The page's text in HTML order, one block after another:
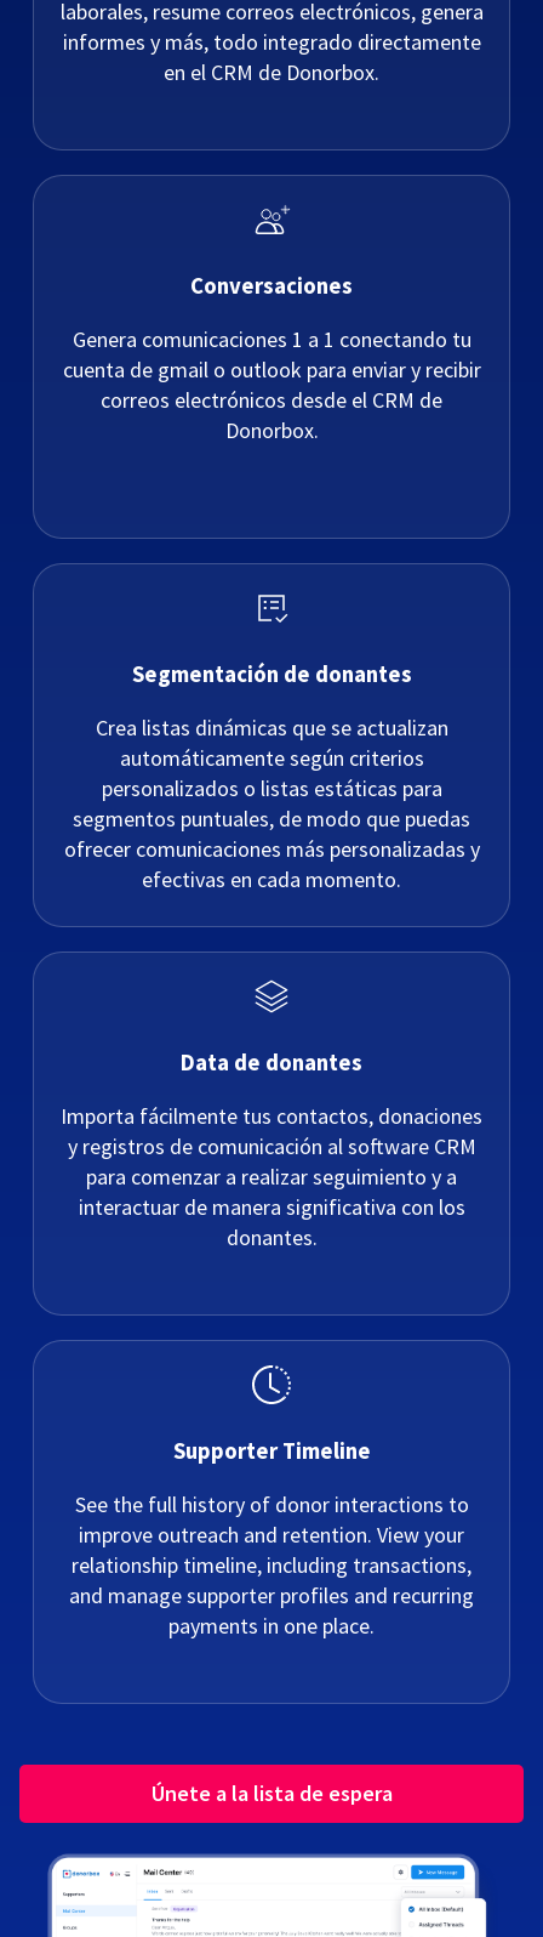
laborales, resume correos electrónicos, genera
informes y más, todo integrado directamente
en el CRM de Donorbox.
Conversaciones
Genera comunicaciones 1 a 1 conectando tu
cuenta de gmail o outlook para enviar y recibir
correos electrónicos desde el CRM de
Donorbox.
Segmentación de donantes
Crea listas dinámicas que se actualizan
automáticamente según criterios
personalizados o listas estáticas para
segmentos puntuales, de modo que puedas
ofrecer comunicaciones más personalizadas y
efectivas en cada momento.
Data de donantes
Importa fácilmente tus contactos, donaciones
y registros de comunicación al software CRM
para comenzar a realizar seguimiento y a
interactuar de manera significativa con los
donantes.
Supporter Timeline
See the full history of donor interactions to
improve outreach and retention. View your
relationship timeline, including transactions,
and manage supporter profiles and recurring
payments in one place.
Únete a la lista de espera